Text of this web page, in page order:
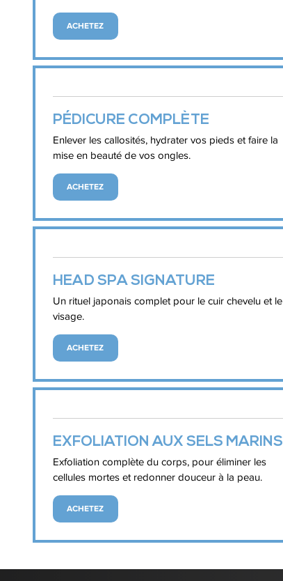
ACHETEZ
PÉDICURE COMPLÈTE
Enlever les callosités, hydrater vos pieds et faire la
mise en beauté de vos ongles.
ACHETEZ
HEAD SPA SIGNATURE
Un rituel japonais complet pour le cuir chevelu et le
visage.
ACHETEZ
EXFOLIATION AUX SELS MARINS
Exfoliation complète du corps, pour éliminer les
cellules mortes et redonner douceur à la peau.
ACHETEZ